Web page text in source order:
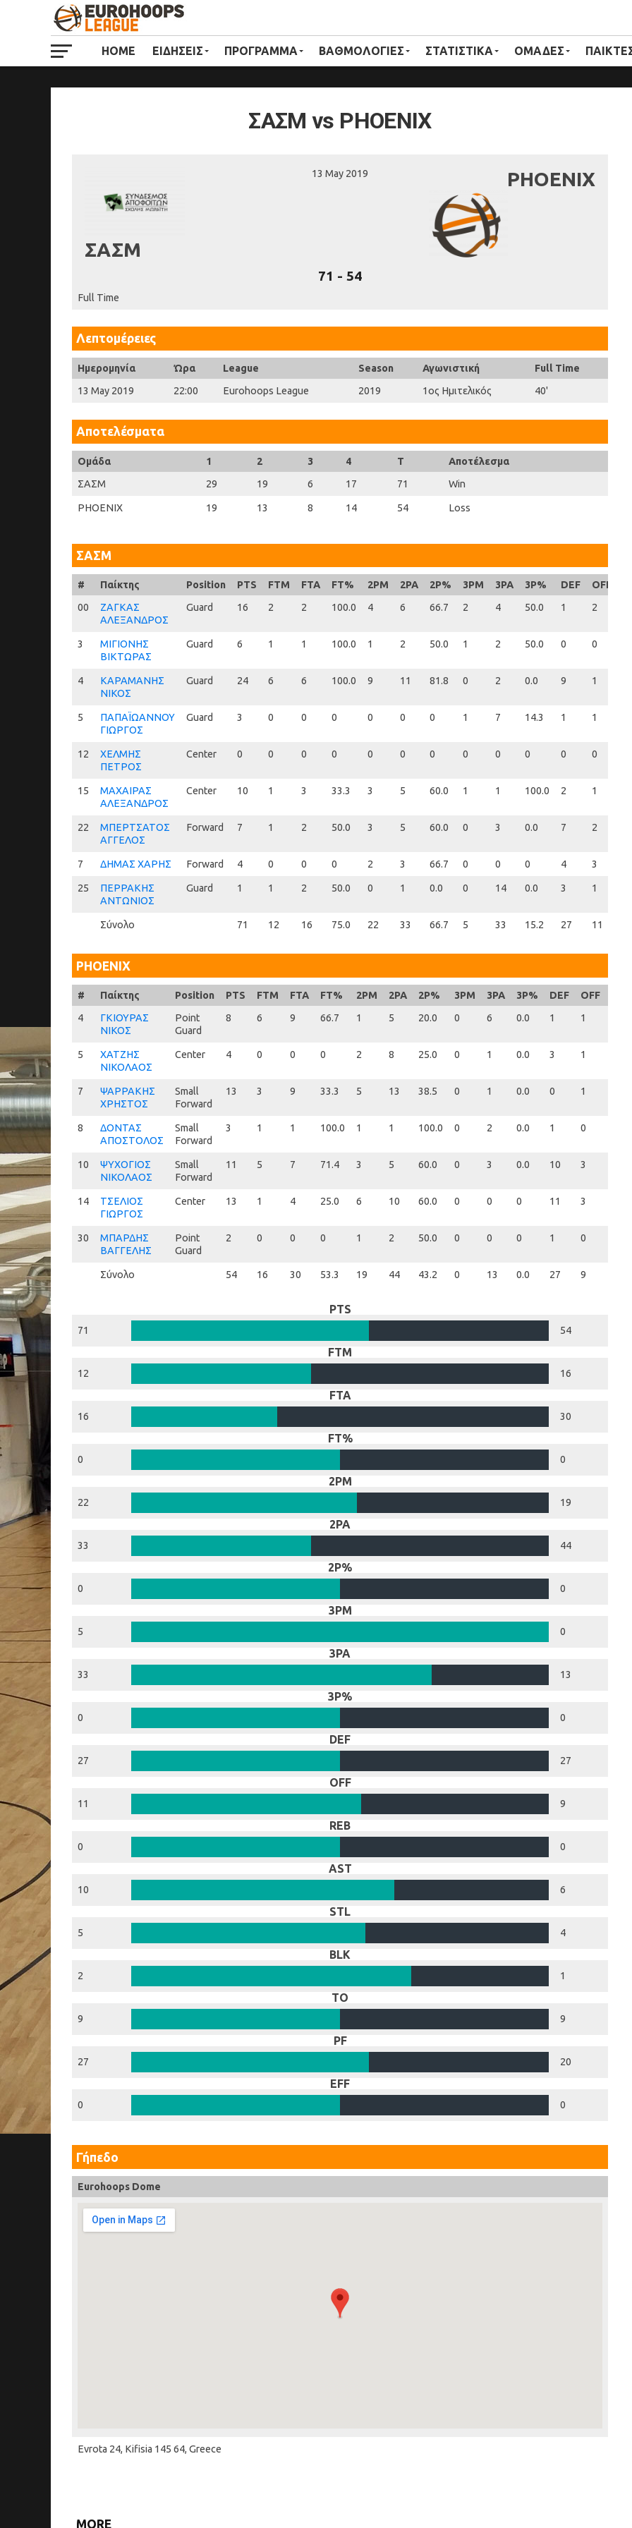
HOME ΕΙΔΗΣΕΙΣ ΠΡΟΓΡΑΜΜΑ ΒΑΘΜΟΛΟΓΙΕΣ ΣΤΑΤΙΣΤΙΚΑ ΟΜΑΔΕΣ
ΣΑΣΜ vs PHOENIX
ΣΑΣΜ
PHOENIX
13 May 2019
71 - 54
Full Time
Λεπτομέρειες
Ημερομηνία Ώρα League Season Αγωνιστική
Full Time
13 May 2019
22:00 Eurohoops League 2019 1ος Ημιτελικός 40'
Αποτελέσματα
Ομάδα 1 2 3 4 T
Αποτέλεσμα
ΣΑΣΜ
29 19 6 17 71 Win
PHOENIX 19 13 8 14 54 Loss
ΣΑΣΜ
#
00
3
4
5
12
15
22
7
25
# Παίκτης Position PTS FTM FTA FT% 2PM 2PA 2P% 3PM 3PA 3P% DEF OFF
00
ΖΑΓΚΑΣ
ΑΛΕΞΑΝΔΡΟΣ
Guard 16 2 2 100.0 4 6 66.7 2 4 50.0 1 2
3
ΜΙΓΙΟΝΗΣ
ΒΙΚΤΩΡΑΣ
Guard 6 1 1 100.0 1 2 50.0 1 2 50.0 0 0
4
ΚΑΡΑΜΑΝΗΣ
ΝΙΚΟΣ
Guard 24 6 6 100.0 9 11 81.8 0 2 0.0 9 1
5
ΠΑΠΑΪΩΑΝΝΟΥ
ΓΙΩΡΓΟΣ
Guard 3 0 0 0 0 0 0 1 7 14.3 1 1
12
ΧΕΛΜΗΣ
ΠΕΤΡΟΣ
Center 0 0 0 0 0 0 0 0 0 0 0 0
15
ΜΑΧΑΙΡΑΣ
ΑΛΕΞΑΝΔΡΟΣ
Center 10 1 3 33.3 3 5 60.0 1 1 100.0 2 1
22
ΜΠΕΡΤΣΑΤΟΣ
ΑΓΓΕΛΟΣ
Forward 7 1 2 50.0 3 5 60.0 0 3 0.0 7 2
7 ΔΗΜΑΣ ΧΑΡΗΣ Forward 4 0 0 0 2 3 66.7 0 0 0 4 3
25
ΠΕΡΡΑΚΗΣ
ΑΝΤΩΝΙΟΣ
Guard 1 1 2 50.0 0 1 0.0 0 14 0.0 3 1
Σύνολο 71 12 16 75.0 22 33 66.7 5 33 15.2 27 11
PHOENIX
#
4
5
7
8
10
14
30
# Παίκτης Position PTS FTM FTA FT% 2PM 2PA 2P% 3PM 3PA 3P% DEF OFF
4
ΓΚΙΟΥΡΑΣ
ΝΙΚΟΣ
Point
Guard
8 6 9 66.7 1 5 20.0 0 6 0.0 1 1
5
ΧΑΤΖΗΣ
ΝΙΚΟΛΑΟΣ
Center 4 0 0 0 2 8 25.0 0 1 0.0 3 1
7
ΨΑΡΡΑΚΗΣ
ΧΡΗΣΤΟΣ
Small
Forward
13 3 9 33.3 5 13 38.5 0 1 0.0 0 1
8
ΔΟΝΤΑΣ
ΑΠΟΣΤΟΛΟΣ
Small
Forward
3 1 1 100.0 1 1 100.0 0 2 0.0 1 0
10
ΨΥΧΟΓΙΟΣ
ΝΙΚΟΛΑΟΣ
Small
Forward
11 5 7 71.4 3 5 60.0 0 3 0.0 10 3
14
ΤΣΕΛΙΟΣ
ΓΙΩΡΓΟΣ
Center 13 1 4 25.0 6 10 60.0 0 0 0 11 3
30
ΜΠΑΡΔΗΣ
ΒΑΓΓΕΛΗΣ
Point
Guard
2 0 0 0 1 2 50.0 0 0 0 1 0
Σύνολο 54 16 30 53.3 19 44 43.2 0 13 0.0 27 9
PTS
71 54
FTM
12 16
FTA
16 30
FT%
0 0
2PM
22 19
2PA
33 44
2P%
0 0
3PM
5 0
3PA
33 13
3P%
0 0
DEF
27 27
OFF
11 9
REB
0 0
AST
10 6
STL
5 4
BLK
2 1
TO
9 9
PF
27 20
EFF
0 0
Γήπεδο
Eurohoops Dome
Evrota 24, Kifisia 145 64, Greece
MORE